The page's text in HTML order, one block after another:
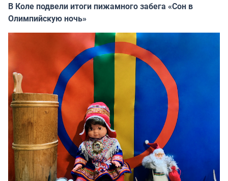
В Коле подвели итоги пижамного забега «Сон в
Олимпийскую ночь»